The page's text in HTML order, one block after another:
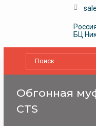
БЦ
Обгонная
CTS